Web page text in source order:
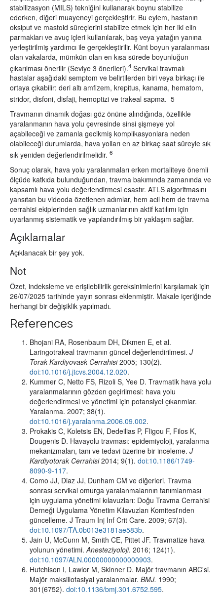
stabilizasyon (MILS) tekniğini kullanarak boynu stabilize
ederken, diğeri muayeneyi gerçekleştirir. Bu eylem, hastanın
oksiput ve mastoid süreçlerini stabilize etmek için her iki elin
parmakları ve avuç içleri kullanılarak, baş veya yatağın yanına
yerleştirilmiş yardımcı ile gerçekleştirilir. Künt boyun yaralanması
olan vakalarda, mümkün olan en kısa sürede boyunluğun
çıkarılması önerilir (Seviye 3 önerileri).4 Servikal travmalı
hastalar aşağıdaki semptom ve belirtilerden biri veya birkaçı ile
ortaya çıkabilir: deri altı amfizem, krepitus, kanama, hematom,
stridor, disfoni, disfaji, hemoptizi ve trakeal sapma. 5
Travmanın dinamik doğası göz önüne alındığında, özellikle
yaralanmanın hava yolu çevresinde sinsi şişmeye yol
açabileceği ve zamanla gecikmiş komplikasyonlara neden
olabileceği durumlarda, hava yolları en az birkaç saat süreyle sık
sık yeniden değerlendirilmelidir. 6
Sonuç olarak, hava yolu yaralanmaları erken mortaliteye önemli
ölçüde katkıda bulunduğundan, travma bakımında zamanında ve
kapsamlı hava yolu değerlendirmesi esastır. ATLS algoritmasını
yansıtan bu videoda özetlenen adımlar, hem acil hem de travma
cerrahisi ekiplerinden sağlık uzmanlarının aktif katılımı için
uyarlanmış sistematik ve yapılandırılmış bir yaklaşım sağlar.
Açıklamalar
Açıklanacak bir şey yok.
Not
Özet, indeksleme ve erişilebilirlik gereksinimlerini karşılamak için
26/07/2025 tarihinde yayın sonrası eklenmiştir. Makale içeriğinde
herhangi bir değişiklik yapılmadı.
References
Bhojani RA, Rosenbaum DH, Dikmen E, et al.
Laringotrakeal travmanın güncel değerlendirilmesi. J
Torak Kardiyovask Cerrahisi2005; 130(2).
doi:10.1016/j.jtcvs.2004.12.020.
Kummer C, Netto FS, Rizoli S, Yee D. Travmatik hava yolu
yaralanmalarının gözden geçirilmesi: hava yolu
değerlendirmesi ve yönetimi için potansiyel çıkarımlar.
Yaralanma. 2007; 38(1).
doi:10.1016/j.yaralanma.2006.09.002.
Prokakis C, Koletsis EN, Dedeilias P, Fligou F, Filos K,
Dougenis D. Havayolu travması: epidemiyoloji, yaralanma
mekanizmaları, tanı ve tedavi üzerine bir inceleme. J
Kardiyotorak Cerrahisi2014; 9(1). doi:10.1186/1749-
8090-9-117.
Como JJ, Diaz JJ, Dunham CM ve diğerleri. Travma
sonrası servikal omurga yaralanmalarının tanımlanması
için uygulama yönetimi kılavuzları: Doğu Travma Cerrahisi
Derneği Uygulama Yönetim Kılavuzları Komitesi'nden
güncelleme. J Traum Inj Inf Crit Care. 2009; 67(3).
doi:10.1097/TA.0b013e3181ae583b.
Jain U, McCunn M, Smith CE, Pittet JF. Travmatize hava
yolunun yönetimi. Anesteziyoloji. 2016; 124(1).
doi:10.1097/ALN.00000000000000903.
Hutchison I, Lawlor M, Skinner D. Majör travmanın ABC'si.
Majör maksillofasiyal yaralanmalar. BMJ. 1990;
301(6752). doi:10.1136/bmj.301.6752.595.